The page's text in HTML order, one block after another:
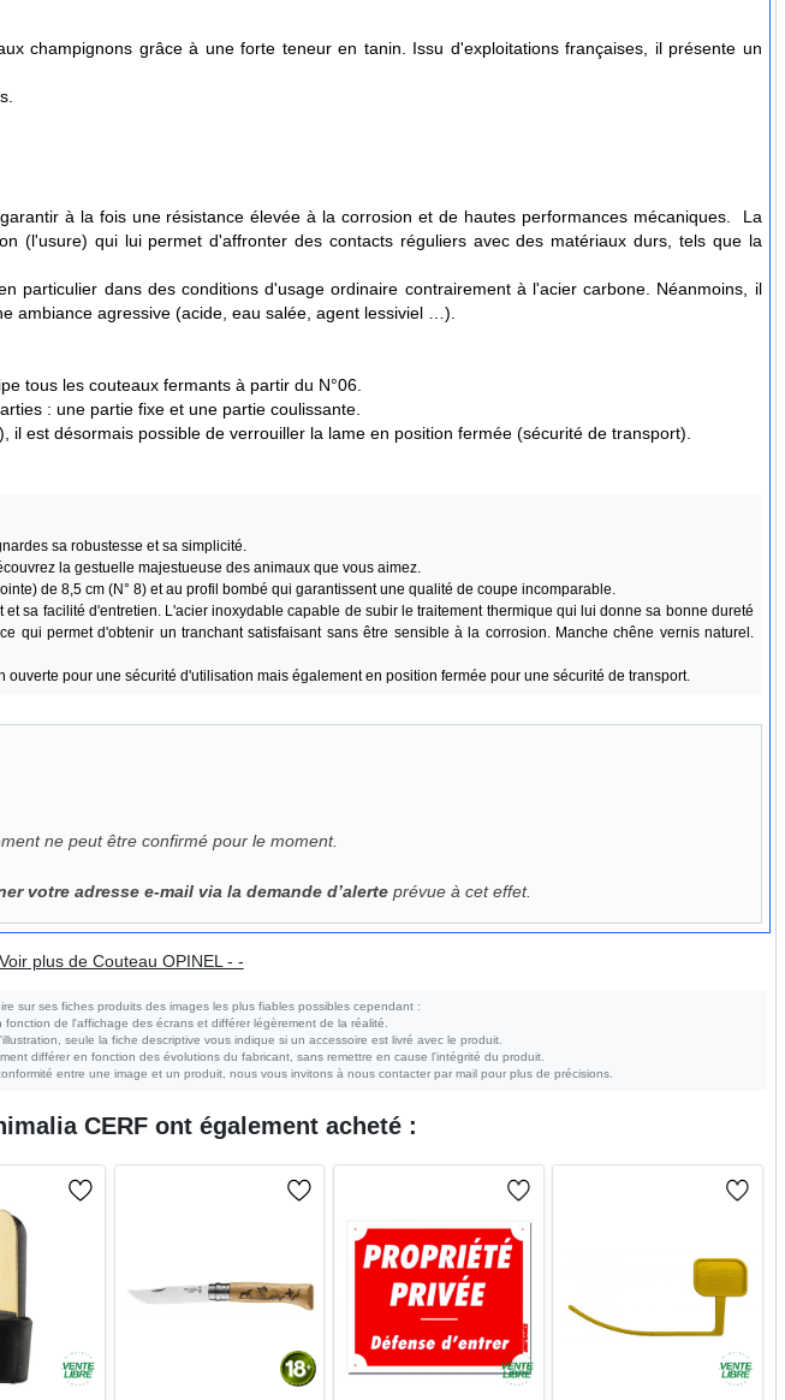
champignons grâce à une forte teneur en tanin. Issu d'exploitations françaises, il présente un
à la fois une résistance élevée à la corrosion et de hautes performances mécaniques. La
(l'usure) qui lui permet d'affronter des contacts réguliers avec des matériaux durs, tels que la
particulier dans des conditions d'usage ordinaire contrairement à l'acier carbone. Néanmoins, il
ambiance agressive (acide, eau salée, agent lessiviel …).
tous les couteaux fermants à partir du N°06.
: une partie fixe et une partie coulissante.
est désormais possible de verrouiller la lame en position fermée (sécurité de transport).
sa robustesse et sa simplicité.
la gestuelle majestueuse des animaux que vous aimez.
de 8,5 cm (N° 8) et au profil bombé qui garantissent une qualité de coupe incomparable.
sa facilité d'entretien. L'acier inoxydable capable de subir le traitement thermique qui lui donne sa bonne dureté
permet d'obtenir un tranchant satisfaisant sans être sensible à la corrosion. Manche chêne vernis naturel.
pour une sécurité d'utilisation mais également en position fermée pour une sécurité de transport.
ne peut être confirmé pour le moment.
votre adresse e-mail via la demande d’alerteprévue à cet effet.
plus de Couteau OPINEL - -
sur ses fiches produits des images les plus fiables possibles cependant :
fonction de l'affichage des écrans et différer légèrement de la réalité.
seule la fiche descriptive vous indique si un accessoire est livré avec le produit.
différer en fonction des évolutions du fabricant, sans remettre en cause l'intégrité du produit.
entre une image et un produit, nous vous invitons à nous contacter par mail pour plus de précisions.
CERFont également acheté :